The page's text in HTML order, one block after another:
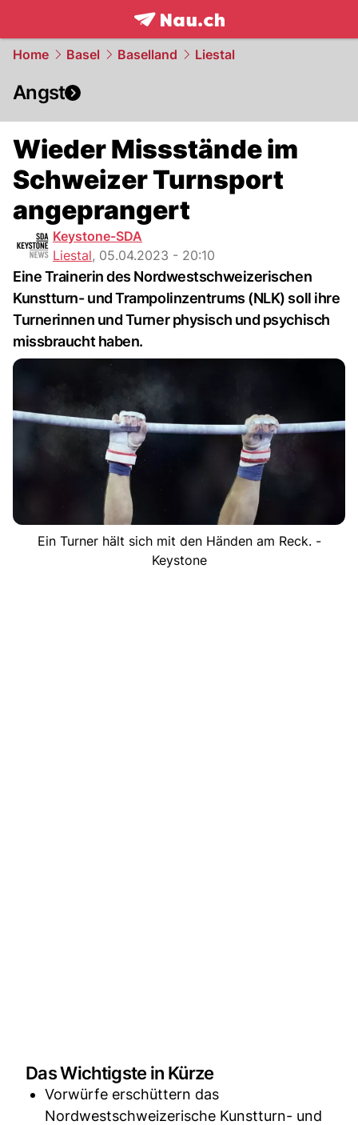
frontpage.NAU.ch
Home Basel Baselland Liestal
Angst
Wieder Missstände im
Schweizer Turnsport
angeprangert
Keystone-SDA
Liestal, 05.04.2023 - 20:10
Eine Trainerin des Nordwestschweizerischen
Kunstturn- und Trampolinzentrums (NLK) soll ihre
Turnerinnen und Turner physisch und psychisch
missbraucht haben.
Ein Turner hält sich mit den Händen am Reck. -
Keystone
Das Wichtigste in Kürze
Vorwürfe erschüttern das
Nordwestschweizerische Kunstturn- und